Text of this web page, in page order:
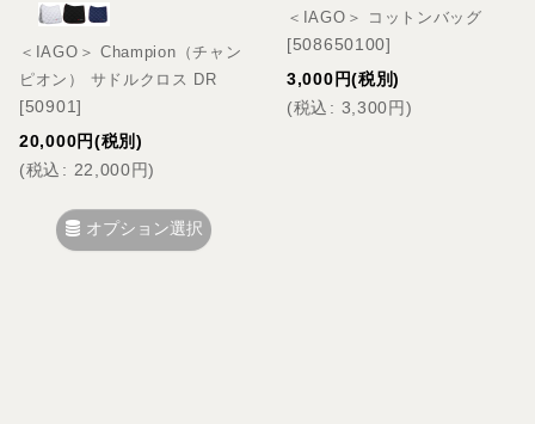
＜IAGO＞ Champion（チャン
ピオン） サドルクロス DR
[50901]
20,000円(税別)
(税込 : 22,000円)
オプション選択
＜IAGO＞ コットンバッグ
[508650100]
3,000 円(税別)
(税込 : 3,300円)